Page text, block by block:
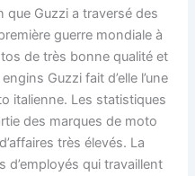
que Guzzi a traversé des
guerre mondiale à
de très bonne qualité et
Guzzi fait d’elle l’une
italienne. Les statistiques
des marques de moto
très élevés. La
d’employés qui travaillent